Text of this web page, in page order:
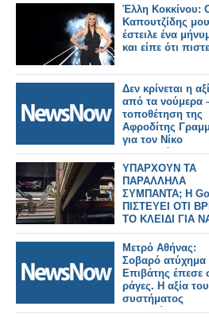
Έλλη Κοκκίνου:
Καπουτζίδης μου
έστειλε ένα
και είπε ότι
Δεν κρίνεται η
από τα νούμερα
τοποθέτηση της
Αφροδίτης
για τον Νίκο
Μουτσινά
ΥΠΑΡΧΟΥΝ ΤΑ
ΠΑΡΑΛΛΗΛΑ
ΣΥΜΠΑΝΤΑ; Η
ΠΙΣΤΕΥΕΙ ΟΤΙ
ΤΟ ΚΛΕΙΔΙ ΓΙΑ
ΕΠΙΒΕΒΑΙΩΣΕΙ
«Interstellar"
Μετρό Αθήνας:
Σοβαρό ατύχημα
Επιβάτης έπεσε
ράγες. Η αξία του
συστήματος
ασφαλείας του